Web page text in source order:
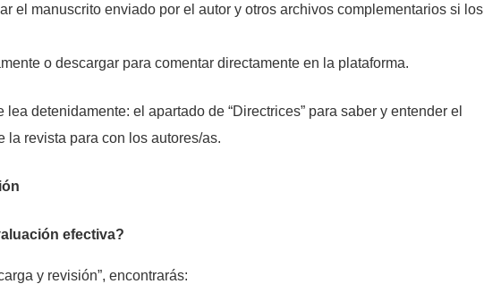
el manuscrito enviado por el autor y otros archivos complementarios si los
o descargar para comentar directamente en la plataforma.
lea detenidamente: el apartado de “Directrices” para saber y entender el
la revista para con los autores/as.
efectiva?
y revisión”, encontrarás: